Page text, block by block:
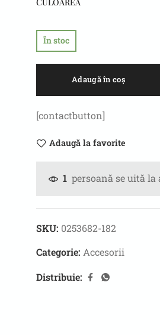
În stoc
Adaugă în coș
[contactbutton]
Adaugă la favorite
1 persoană se uită la
SKU: 0253682-182
Categorie: Accesorii
Distribuie: